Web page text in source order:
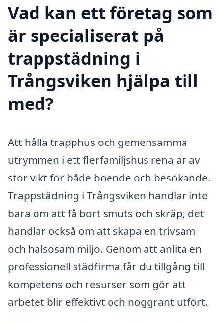
Vad kan ett företag som
är specialiserat på
trappstädning i
Trångsviken hjälpa till
med?
Att hålla trapphus och gemensamma
utrymmen i ett flerfamiljshus rena är av
stor vikt för både boende och besökande.
Trappstädning i Trångsviken handlar inte
bara om att få bort smuts och skräp; det
handlar också om att skapa en trivsam
och hälsosam miljö. Genom att anlita en
professionell städfirma får du tillgång till
kompetens och resurser som gör att
arbetet blir effektivt och noggrant utfört.